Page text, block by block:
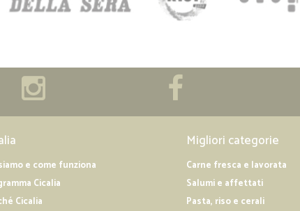
e come funziona
Cicalia
Cicalia
Migliori categorie
Carne fresca e lavorata
Salumi e affettati
Pasta, riso e cerali